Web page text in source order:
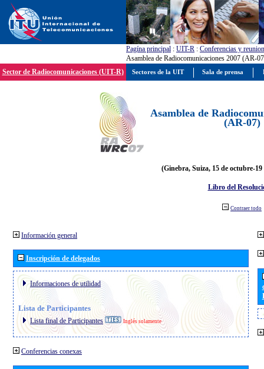
Pagína principal : UIT-R : Conferencias y
Asamblea de Radiocomunicaciones 2007 (AR-
Sector de Radiocomunicaciones (UIT-R)
Asamblea de
(AR-07)
(Ginebra, Suiza, 15 de octubre-19
Libro del
Contraer todo
Información general
Inscripción de delegados
Informaciones de utilidad
Lista de Participantes
Lista final de Participantes Inglés solamente
Conferencias conexas
Sectores de la UIT Sala de prensa